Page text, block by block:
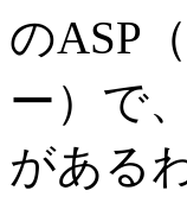
のASP
ー）で
がある